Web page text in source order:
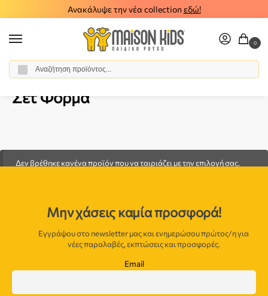
Ανακάλυψε την νέα collection εδώ!
0
Αρχική σελίδα / Αγόρι /
Σετ Φόρμα
Δεν βρέθηκε κανένα προϊόν που να ταιριάζει με την επιλογή σας.
Μην χάσεις καμία προσφορά!
Εγγράψου στο newsletter μας και ενημερώσου πρώτος/η για
νέες παραλαβές, εκπτώσεις και προσφορές.
Email